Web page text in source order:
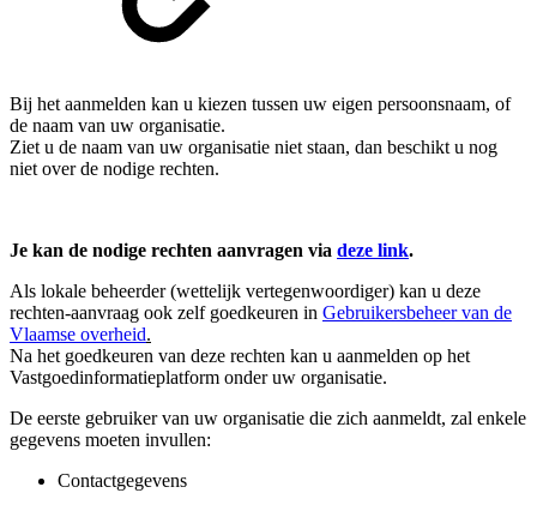
Bij het aanmelden kan u kiezen tussen uw eigen persoonsnaam, of
de naam van uw organisatie.
Ziet u de naam van uw organisatie niet staan, dan beschikt u nog
niet over de nodige rechten.
Je kan de nodige rechten aanvragen via deze link.
Als lokale beheerder (wettelijk vertegenwoordiger) kan u deze
rechten-aanvraag ook zelf goedkeuren in Gebruikersbeheer van de
Vlaamse overheid.
Na het goedkeuren van deze rechten kan u aanmelden op het
Vastgoedinformatieplatform onder uw organisatie.
De eerste gebruiker van uw organisatie die zich aanmeldt, zal enkele
gegevens moeten invullen:
Contactgegevens